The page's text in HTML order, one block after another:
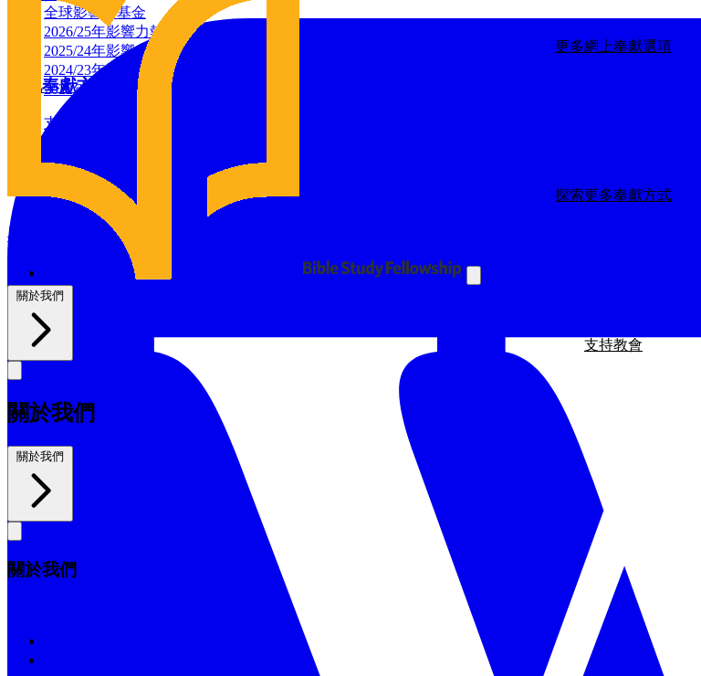
2026/25年影響力報告
2025/24年影響力報告
2024/23年影響力報告
2022年影響力報告
資源
BSF部落格
禱告日曆
全球影響力基金
更多網上奉獻選項
其他奉獻方式
支票奉獻
透過 IRA 捐贈
探索更多奉獻方式
與我們同工
義工
支持教會
關於我們
關於我們
關於我們
關於我們